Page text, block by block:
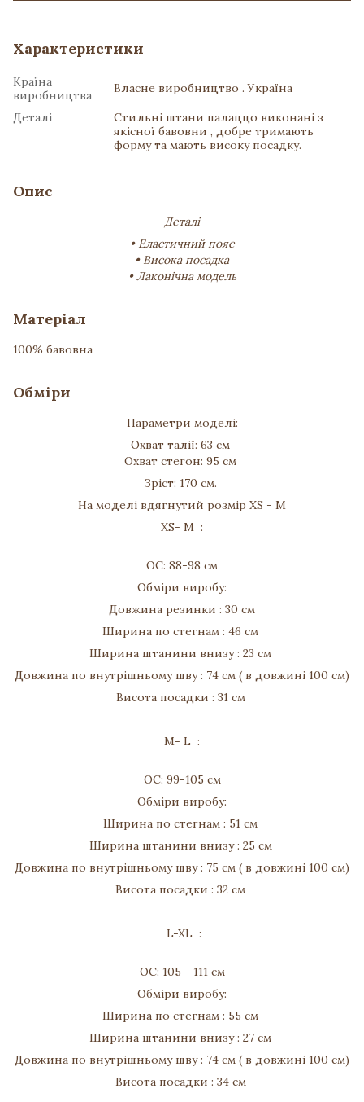
Характеристики
Країна
виробництва
Власне виробництво . Україна
Деталі
Стильні штани палаццо виконані з
якісної бавовни , добре тримають
форму та мають високу посадку.
Опис
Деталі
• Еластичний пояс
• Висока посадка
• Лаконічна модель
Матеріал
100% бавовна
Обміри
Параметри моделі:
Охват талії: 63 см
Охват стегон: 95 см
Зріст: 170 см.
На моделі вдягнутий розмір XS - M
XS- M :
ОС: 88-98 см
Обміри виробу:
Довжина резинки : 30 см
Ширина по стегнам : 46 см
Ширина штанини внизу : 23 см
Довжина по внутрішньому шву : 74 см ( в довжині 100 см)
Висота посадки : 31 см
M- L :
ОС: 99-105 см
Обміри виробу:
Ширина по стегнам : 51 см
Ширина штанини внизу : 25 см
Довжина по внутрішньому шву : 75 см ( в довжині 100 см)
Висота посадки : 32 см
L-XL :
ОС: 105 - 111 см
Обміри виробу:
Ширина по стегнам : 55 см
Ширина штанини внизу : 27 см
Довжина по внутрішньому шву : 74 см ( в довжині 100 см)
Висота посадки : 34 см